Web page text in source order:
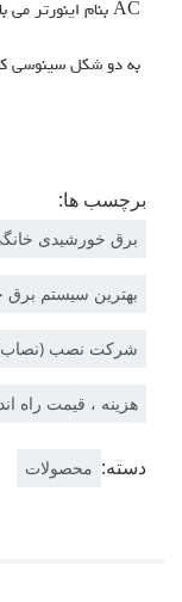
AC بنام اینورتر می باشد.
به دو شکل سینوسی
برچسب ها:
برق خورشیدی
بهترین سیستم
شرکت نصب
هزینه ، قیمت راه
دسته: محصولات